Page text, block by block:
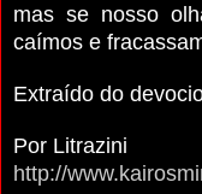
mas se nosso
caímos e
Extraído do
Por Litrazini
http://